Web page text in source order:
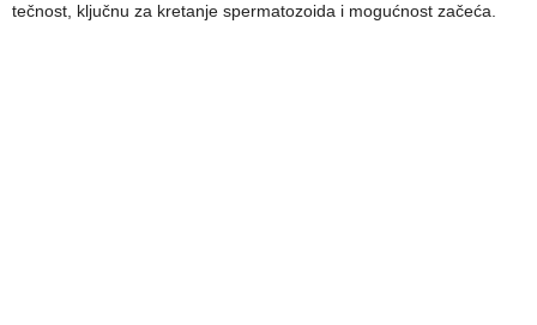
tečnost, ključnu za kretanje spermatozoida i mogućnost začeća.